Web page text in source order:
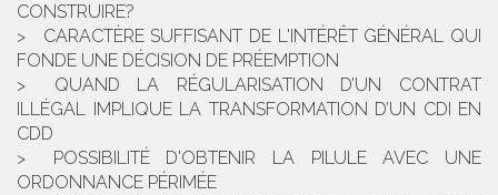
CONSTRUIRE?
CARACTÈRE SUFFISANT DE L'INTÉRÊT GÉNÉRAL QUI
FONDE UNE DÉCISION DE PRÉEMPTION
QUAND LA RÉGULARISATION D’UN CONTRAT
ILLÉGAL IMPLIQUE LA TRANSFORMATION D’UN CDI EN
CDD
POSSIBILITÉ D'OBTENIR LA PILULE AVEC UNE
ORDONNANCE PÉRIMÉE